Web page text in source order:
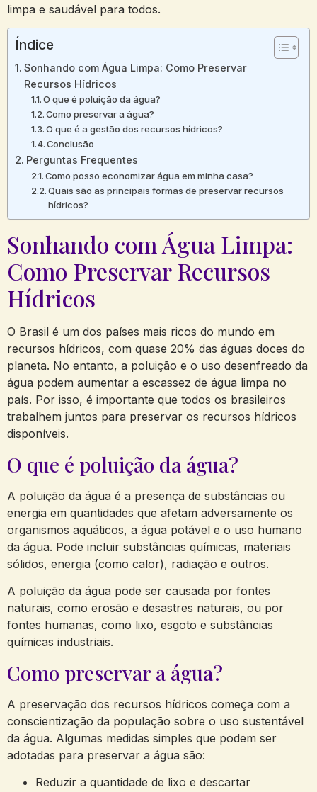
limpa e saudável para todos.
Índice
Sonhando com Água Limpa: Como Preservar
Recursos Hídricos
O que é poluição da água?
Como preservar a água?
O que é a gestão dos recursos hídricos?
Conclusão
Perguntas Frequentes
Como posso economizar água em minha casa?
Quais são as principais formas de preservar recursos
hídricos?
Sonhando com Água Limpa:
Como Preservar Recursos
Hídricos
O Brasil é um dos países mais ricos do mundo em
recursos hídricos, com quase 20% das águas doces do
planeta. No entanto, a poluição e o uso desenfreado da
água podem aumentar a escassez de água limpa no
país. Por isso, é importante que todos os brasileiros
trabalhem juntos para preservar os recursos hídricos
disponíveis.
O que é poluição da água?
A poluição da água é a presença de substâncias ou
energia em quantidades que afetam adversamente os
organismos aquáticos, a água potável e o uso humano
da água. Pode incluir substâncias químicas, materiais
sólidos, energia (como calor), radiação e outros.
A poluição da água pode ser causada por fontes
naturais, como erosão e desastres naturais, ou por
fontes humanas, como lixo, esgoto e substâncias
químicas industriais.
Como preservar a água?
A preservação dos recursos hídricos começa com a
conscientização da população sobre o uso sustentável
da água. Algumas medidas simples que podem ser
adotadas para preservar a água são:
Reduzir a quantidade de lixo e descartar